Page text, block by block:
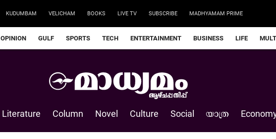
KUDUMBAM VELICHAM BOOKS LIVE TV SUBSCRIBE MADHYAMAM PRIME
OPINION GULF SPORTS TECH ENTERTAINMENT BUSINESS LIFE
Literature Column Novel Culture Social യാത്ര